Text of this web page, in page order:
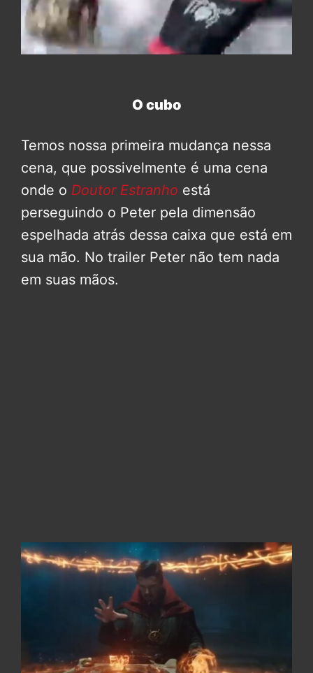
O cubo
Temos nossa primeira mudança nessa
cena, que possivelmente é uma cena
onde o Doutor Estranho está
perseguindo o Peter pela dimensão
espelhada atrás dessa caixa que está em
sua mão. No trailer Peter não tem nada
em suas mãos.